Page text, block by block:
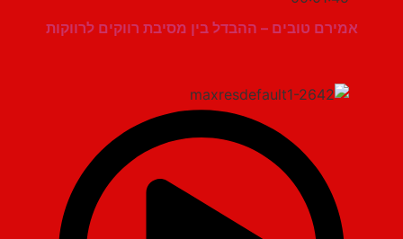
אמירם טובים – ההבדל בין מסיבת רווקים לרווקות